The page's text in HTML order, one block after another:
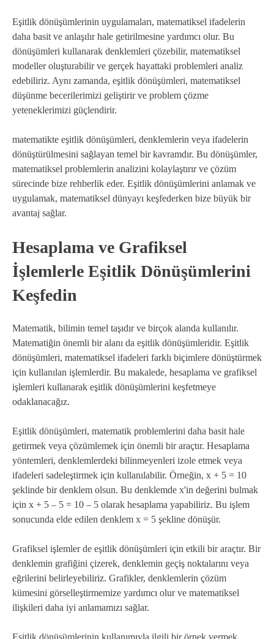
Eşitlik dönüşümlerinin uygulamaları, matematiksel ifadelerin
daha basit ve anlaşılır hale getirilmesine yardımcı olur. Bu
dönüşümleri kullanarak denklemleri çözebilir, matematiksel
modeller oluşturabilir ve gerçek hayattaki problemleri analiz
edebiliriz. Aynı zamanda, eşitlik dönüşümleri, matematiksel
düşünme becerilerimizi geliştirir ve problem çözme
yeteneklerimizi güçlendirir.
matematikte eşitlik dönüşümleri, denklemlerin veya ifadelerin
dönüştürülmesini sağlayan temel bir kavramdır. Bu dönüşümler,
matematiksel problemlerin analizini kolaylaştırır ve çözüm
sürecinde bize rehberlik eder. Eşitlik dönüşümlerini anlamak ve
uygulamak, matematiksel dünyayı keşfederken bize büyük bir
avantaj sağlar.
Hesaplama ve Grafiksel
İşlemlerle Eşitlik Dönüşümlerini
Keşfedin
Matematik, bilimin temel taşıdır ve birçok alanda kullanılır.
Matematiğin önemli bir alanı da eşitlik dönüşümleridir. Eşitlik
dönüşümleri, matematiksel ifadeleri farklı biçimlere dönüştürmek
için kullanılan işlemlerdir. Bu makalede, hesaplama ve grafiksel
işlemleri kullanarak eşitlik dönüşümlerini keşfetmeye
odaklanacağız.
Eşitlik dönüşümleri, matematik problemlerini daha basit hale
getirmek veya çözümlemek için önemli bir araçtır. Hesaplama
yöntemleri, denklemlerdeki bilinmeyenleri izole etmek veya
ifadeleri sadeleştirmek için kullanılabilir. Örneğin, x + 5 = 10
şeklinde bir denklem olsun. Bu denklemde x'in değerini bulmak
için x + 5 – 5 = 10 – 5 olarak hesaplama yapabiliriz. Bu işlem
sonucunda elde edilen denklem x = 5 şekline dönüşür.
Grafiksel işlemler de eşitlik dönüşümleri için etkili bir araçtır. Bir
denklemin grafiğini çizerek, denklemin geçiş noktalarını veya
eğrilerini belirleyebiliriz. Grafikler, denklemlerin çözüm
kümesini görselleştirmemize yardımcı olur ve matematiksel
ilişkileri daha iyi anlamamızı sağlar.
Eşitlik dönüşümlerinin kullanımıyla ilgili bir örnek vermek